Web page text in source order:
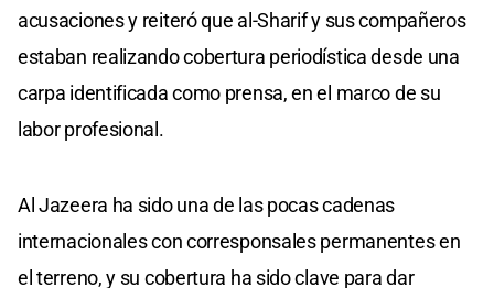
acusaciones y reiteró que al-Sharif y sus compañeros
estaban realizando cobertura periodística desde una
carpa identificada como prensa, en el marco de su
labor profesional.
Al Jazeera ha sido una de las pocas cadenas
internacionales con corresponsales permanentes en
el terreno, y su cobertura ha sido clave para dar